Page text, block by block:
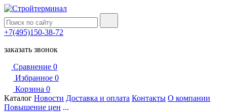
+7(495)150-38-72
заказать звонок
Сравнение 0
Избранное 0
Корзина 0
Каталог Новости Доставка и оплата Контакты О компании
Повышение цен ...